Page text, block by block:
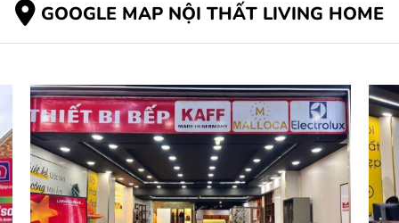
GOOGLE MAP NỘI THẤT LIVING HOME